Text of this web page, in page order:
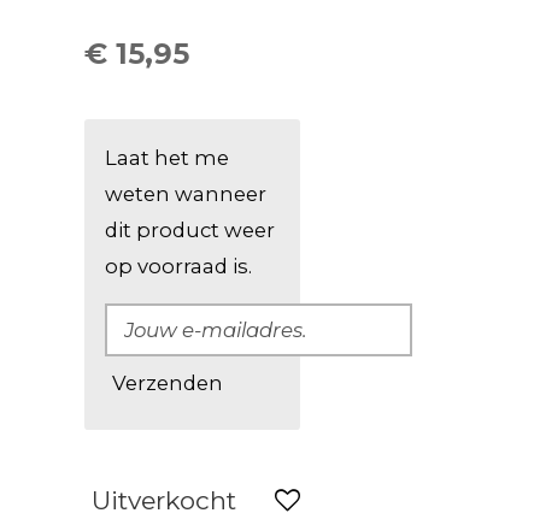
€ 15,95
Laat het me
weten wanneer
dit product weer
op voorraad is.
Verzenden
Uitverkocht